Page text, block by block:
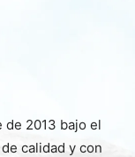
2013 bajo el
calidad y con